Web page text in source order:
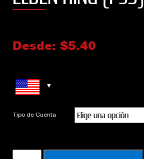
Desde: $5.40
Tipo de Cuenta